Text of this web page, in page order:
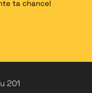
ta chance!
201